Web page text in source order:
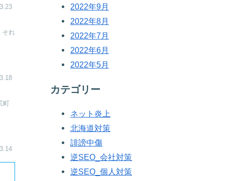
それ
2022年9月
2022年8月
2022年7月
2022年6月
2022年5月
カテゴリー
ネット炎上
北海道対策
誹謗中傷
逆SEO_会社対策
逆SEO_個人対策